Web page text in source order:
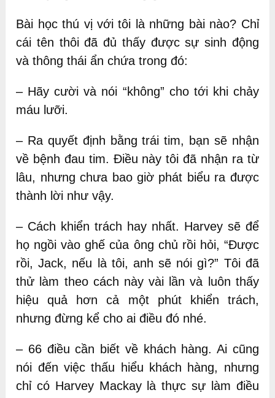
Bài học thú vị với tôi là những bài nào? Chỉ
cái tên thôi đã đủ thấy được sự sinh động
và thông thái ẩn chứa trong đó:
– Hãy cười và nói “không” cho tới khi chảy
máu lưỡi.
– Ra quyết định bằng trái tim, bạn sẽ nhận
về bệnh đau tim. Điều này tôi đã nhận ra từ
lâu, nhưng chưa bao giờ phát biểu ra được
thành lời như vậy.
– Cách khiển trách hay nhất. Harvey sẽ để
họ ngồi vào ghế của ông chủ rồi hỏi, “Được
rồi, Jack, nếu là tôi, anh sẽ nói gì?” Tôi đã
thử làm theo cách này vài lần và luôn thấy
hiệu quả hơn cả một phút khiển trách,
nhưng đừng kể cho ai điều đó nhé.
– 66 điều cần biết về khách hàng. Ai cũng
nói đến việc thấu hiểu khách hàng, nhưng
chỉ có Harvey Mackay là thực sự làm điều